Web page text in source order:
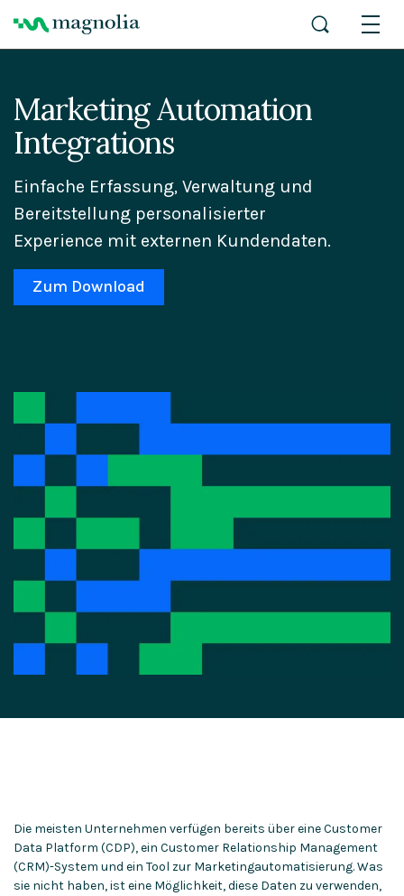
Marketing Automation
Integrations
Einfache Erfassung, Verwaltung und
Bereitstellung personalisierter
Experience mit externen Kundendaten.
Zum Download
Die meisten Unternehmen verfügen bereits über eine Customer
Data Platform (CDP), ein Customer Relationship Management
(CRM)-System und ein Tool zur Marketingautomatisierung. Was
sie nicht haben, ist eine Möglichkeit, diese Daten zu verwenden,